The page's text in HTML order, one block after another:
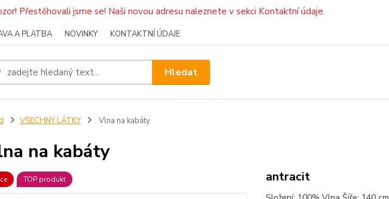
Přestěhovali jsme se! Naši novou adresu naleznete v sekci Kontaktní údaje.
A PLATBA NOVINKY KONTAKTNÍ ÚDAJE
Hledat
VŠECHNY LÁTKY Vlna na kabáty
na kabáty
TOP produkt antracit